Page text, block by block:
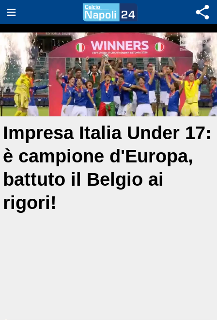
Impresa Italia Under 17:
è campione d'Europa,
battuto il Belgio ai
rigori!